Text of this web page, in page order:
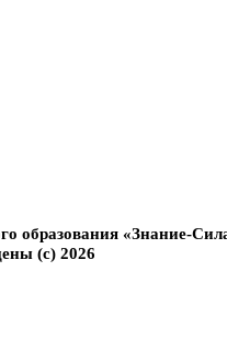
образования «Знание-
(с) 2026